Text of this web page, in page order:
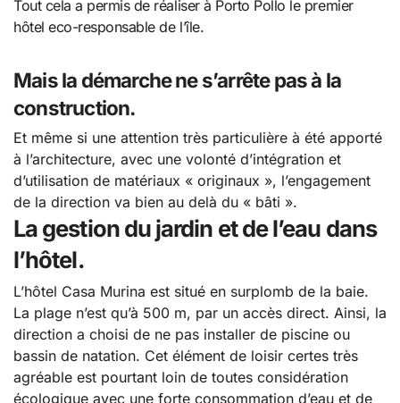
Tout cela a permis de réaliser à Porto Pollo le premier
hôtel eco-responsable de l’île.
Mais la démarche ne s’arrête pas à la
construction.
Et même si une attention très particulière à été apporté
à l’architecture, avec une volonté d’intégration et
d’utilisation de matériaux « originaux », l’engagement
de la direction va bien au delà du « bâti ».
La gestion du jardin et de l’eau dans
l’hôtel.
L’hôtel Casa Murina est situé en surplomb de la baie.
La plage n’est qu’à 500 m, par un accès direct. Ainsi, la
direction a choisi de ne pas installer de piscine ou
bassin de natation. Cet élément de loisir certes très
agréable est pourtant loin de toutes considération
écologique avec une forte consommation d’eau et de